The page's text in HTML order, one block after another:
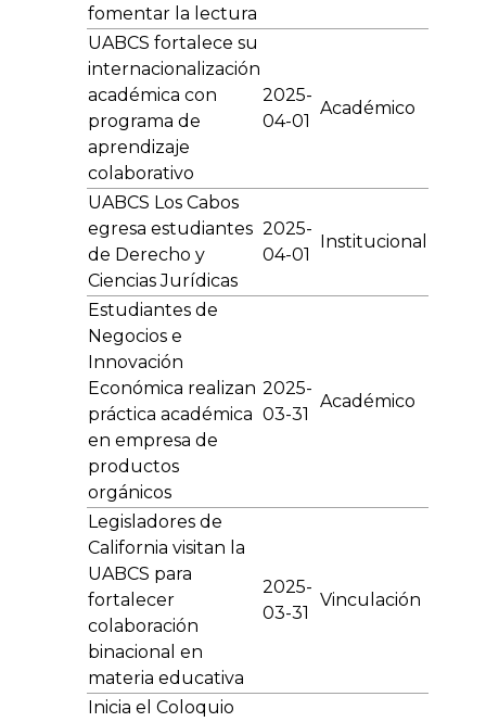
fomentar la lectura
UABCS fortalece su
internacionalización
académica con
programa de
aprendizaje
colaborativo
2025-
04-01
Académico
UABCS Los Cabos
egresa estudiantes
de Derecho y
Ciencias Jurídicas
2025-
04-01
Institucional
Estudiantes de
Negocios e
Innovación
Económica realizan
práctica académica
en empresa de
productos
orgánicos
2025-
03-31
Académico
Legisladores de
California visitan la
UABCS para
fortalecer
colaboración
binacional en
materia educativa
2025-
03-31
Vinculación
Inicia el Coloquio